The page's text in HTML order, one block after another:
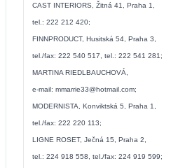
CAST INTERIORS, Žitná 41, Praha 1,
tel.: 222 212 420;
FINNPRODUCT, Husitská 54, Praha 3,
tel./fax: 222 540 517, tel.: 222 541 281;
MARTINA RIEDLBAUCHOVÁ,
e-mail: mmarrie33@hotmail.com;
MODERNISTA, Konviktská 5, Praha 1,
tel./fax: 222 220 113;
LIGNE ROSET, Ječná 15, Praha 2,
tel.: 224 918 558, tel./fax: 224 919 599;